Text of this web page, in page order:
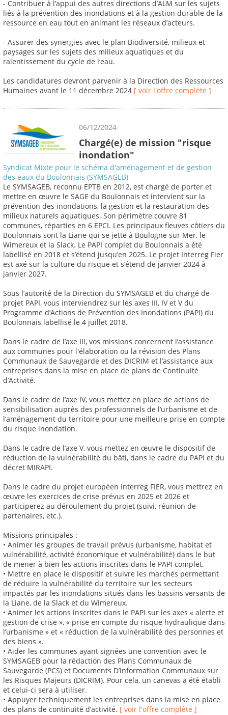
- Contribuer à l’appui des autres directions d’ALM sur les sujets
liés à la prévention des inondations et à la gestion durable de la
ressource en eau tout en animant les réseaux d’acteurs.
- Assurer des synergies avec le plan Biodiversité, milieux et
paysages sur les sujets des milieux aquatiques et du
ralentissement du cycle de l‘eau.
Les candidatures devront parvenir à la Direction des Ressources
Humaines avant le 11 décembre 2024 [ voir l'offre complète ]
06/12/2024
Chargé(e) de mission "risque
inondation"
Syndicat Mixte pour le schéma d'aménagement et de gestion
des eaux du Boulonnais (SYMSAGEB)
Le SYMSAGEB, reconnu EPTB en 2012, est chargé de porter et
mettre en œuvre le SAGE du Boulonnais et intervient sur la
prévention des inondations, la gestion et la restauration des
milieux naturels aquatiques. Son périmètre couvre 81
communes, réparties en 6 EPCI. Les principaux fleuves côtiers du
Boulonnais sont la Liane qui se jette à Boulogne sur Mer, le
Wimereux et la Slack. Le PAPI complet du Boulonnais a été
labellisé en 2018 et s’étend jusqu’en 2025. Le projet Interreg Fier
est axé sur la culture du risque et s’étend de janvier 2024 à
janvier 2027.
Sous l’autorité de la Direction du SYMSAGEB et du chargé de
projet PAPI, vous interviendrez sur les axes III, IV et V du
Programme d’Actions de Prévention des Inondations (PAPI) du
Boulonnais labellisé le 4 juillet 2018.
Dans le cadre de l’axe III, vos missions concernent l’assistance
aux communes pour l'élaboration ou la révision des Plans
Communaux de Sauvegarde et des DICRIM et l’assistance aux
entreprises dans la mise en place de plans de Continuité
d’Activité.
Dans le cadre de l’axe IV, vous mettez en place de actions de
sensibilisation auprès des professionnels de l’urbanisme et de
l’aménagement du territoire pour une meilleure prise en compte
du risque inondation.
Dans le cadre de l’axe V, vous mettez en œuvre le dispositif de
réduction de la vulnérabilité du bâti, dans le cadre du PAPI et du
décret MIRAPI.
Dans le cadre du projet européen Interreg FIER, vous mettrez en
œuvre les exercices de crise prévus en 2025 et 2026 et
participerez au déroulement du projet (suivi, réunion de
partenaires, etc.).
Missions principales :
• Animer les groupes de travail prévus (urbanisme, habitat et
vulnérabilité, activité économique et vulnérabilité) dans le but
de mener à bien les actions inscrites dans le PAPI complet.
• Mettre en place le dispositif et suivre les marchés permettant
de réduire la vulnérabilité du territoire sur les secteurs
impactés par les inondations situés dans les bassins versants de
la Liane, de la Slack et du Wimereux.
• Animer les actions inscrites dans le PAPI sur les axes « alerte et
gestion de crise », « prise en compte du risque hydraulique dans
l’urbanisme » et « réduction de la vulnérabilité des personnes et
des biens ».
• Aider les communes ayant signées une convention avec le
SYMSAGEB pour la rédaction des Plans Communaux de
Sauvegarde (PCS) et Documents D’information Communaux sur
les Risques Majeurs (DICRIM). Pour cela, un canevas a été établi
et celui-ci sera à utiliser.
• Appuyer techniquement les entreprises dans la mise en place
des plans de continuité d’activité. [ voir l'offre complète ]